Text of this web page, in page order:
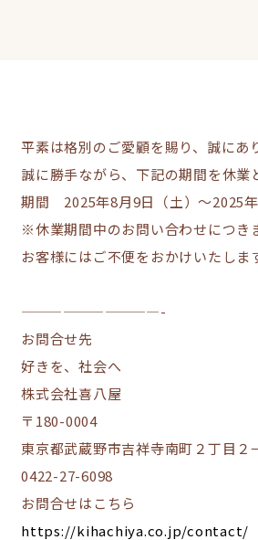
平素は格別のご愛顧を賜り、誠にあ
誠に勝手ながら、下記の期間を休業
期間 2025年8月9日（土）～2025年
※休業期間中のお問い合わせにつき
お客様にはご不便をおかけいたしま
——————————-
お問合せ先
好きを、社会へ
株式会社喜八屋
〒180-0004
東京都武蔵野市吉祥寺南町２丁目
0422-27-6098
お問合せはこちら
https://kihachiya.co.jp/contact/